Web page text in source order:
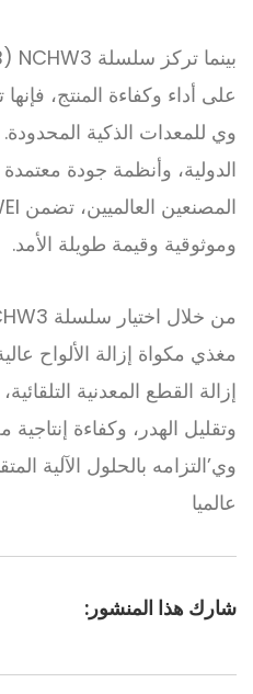
على أداء وكفاءة المنتج،
وموثوقية وقيمة طويلة الأمد.
إزالة القطع المعدنية
وي’التزامه بالحلول الآلية
عالميا
شارك هذا المنشور: